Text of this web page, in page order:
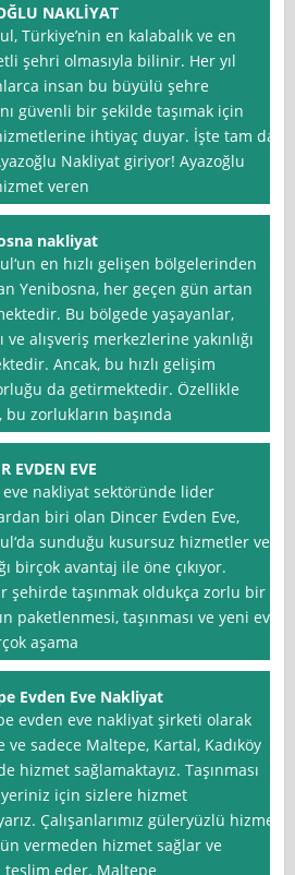
NAKLİYAT
Türkiye’nin en kalabalık ve en
şehri olmasıyla bilinir. Her yıl
insan bu büyülü şehre
güvenli bir şekilde taşımak için
ihtiyaç duyar. İşte tam da
Nakliyat giriyor! Ayazoğlu
veren
nakliyat
en hızlı gelişen bölgelerinden
Yenibosna, her geçen gün artan
Bu bölgede yaşayanlar,
alışveriş merkezlerine yakınlığı
Ancak, bu hızlı gelişim
da getirmektedir. Özellikle
zorlukların başında
EVDEN EVE
eve nakliyat sektöründe lider
biri olan Dincer Evden Eve,
sunduğu kusursuz hizmetler ve
birçok avantaj ile öne çıkıyor.
şehirde taşınmak oldukça zorlu bir
paketlenmesi, taşınması ve yeni eve
aşama
Evden Eve Nakliyat
evden eve nakliyat şirketi olarak
ve sadece Maltepe, Kartal, Kadıköy
hizmet sağlamaktayız. Taşınması
için sizlere hizmet
Çalışanlarımız güleryüzlü hizmet
vermeden hizmet sağlar ve
teslim eder. Maltepe